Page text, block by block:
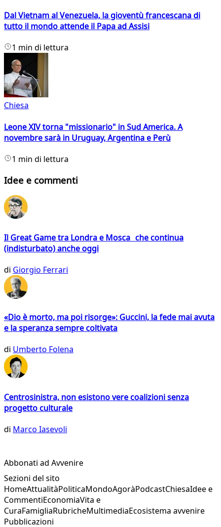
Dal Vietnam al Venezuela, la gioventù francescana di
tutto il mondo attende il Papa ad Assisi
1 min di lettura
Chiesa
Leone XIV torna "missionario" in Sud America. A
novembre sarà in Uruguay, Argentina e Perù
1 min di lettura
Idee e commenti
Il Great Game tra Londra e Mosca che continua
(indisturbato) anche oggi
di Giorgio Ferrari
«Dio è morto, ma poi risorge»: Guccini, la fede mai avuta
e la speranza sempre coltivata
di Umberto Folena
Centrosinistra, non esistono vere coalizioni senza
progetto culturale
di Marco Iasevoli
Abbonati ad Avvenire
Sezioni del sito
HomeAttualitàPoliticaMondoAgoràPodcastChiesaIdee e
CommentiEconomiaVita e
CuraFamigliaRubricheMultimediaEcosistema avvenire
Pubblicazioni